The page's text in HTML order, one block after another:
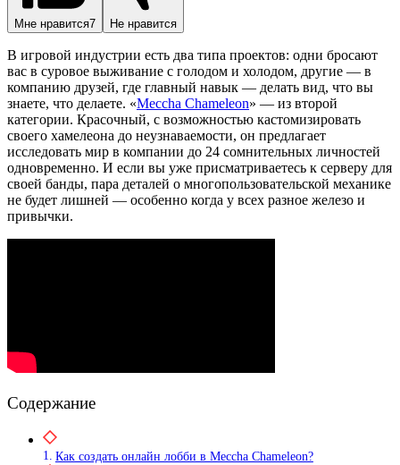
Мне нравится7 Не нравится
В игровой индустрии есть два типа проектов: одни бросают
вас в суровое выживание с голодом и холодом, другие — в
компанию друзей, где главный навык — делать вид, что вы
знаете, что делаете. «Meccha Chameleon» — из второй
категории. Красочный, с возможностью кастомизировать
своего хамелеона до неузнаваемости, он предлагает
исследовать мир в компании до 24 сомнительных личностей
одновременно. И если вы уже присматриваетесь к серверу для
своей банды, пара деталей о многопользовательской механике
не будет лишней — особенно когда у всех разное железо и
привычки.
Содержание
Как создать онлайн лобби в Meccha Chameleon?